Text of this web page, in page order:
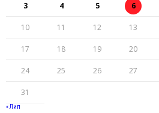
3 4 5 6
10 11 12 13
17 18 19 20
24 25 26 27
31
« Лип